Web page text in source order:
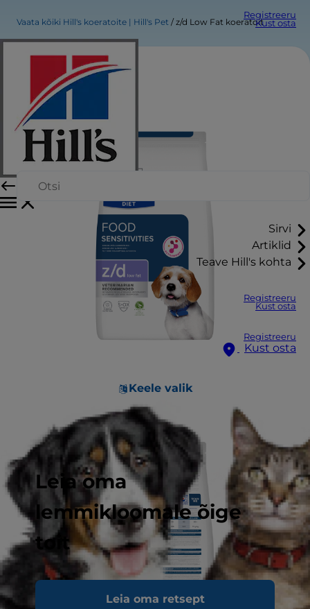
Registreeru
Kust osta
Sirvi
Artiklid
Teave Hill's kohta
Registreeru
Kust osta
Registreeru
Kust osta
Keele valik
Leia oma
lemmikloomale õige
toit
Leia oma retsept
Vaata kõiki Hill's koeratoite | Hill's Pet z/d Low Fat koeratoit